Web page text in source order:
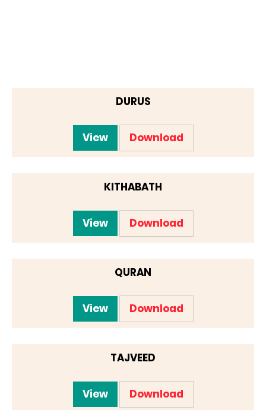
DURUS
View Download
KITHABATH
View Download
QURAN
View Download
TAJVEED
View Download